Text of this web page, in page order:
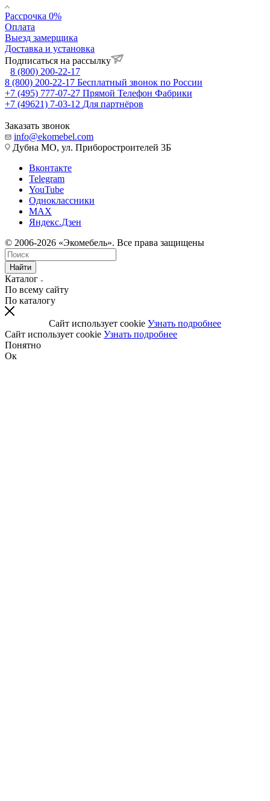
Рассрочка 0%
Оплата
Выезд замерщика
Доставка и установка
Подписаться на рассылку
8 (800) 200-22-17
8 (800) 200-22-17 Бесплатный звонок по России
+7 (495) 777-07-27 Прямой Телефон Фабрики
+7 (49621) 7-03-12 Для партнёров
Заказать звонок
info@ekomebel.com
Дубна МО, ул. Приборостроителей 3Б
Вконтакте
Telegram
YouTube
Одноклассники
MAX
Яндекс.Дзен
© 2006-2026 «Экомебель». Все права защищены
Найти
Каталог
По всему сайту
По каталогу
Сайт использует cookie Узнать подробнее
Сайт использует cookie Узнать подробнее
Понятно
Ок